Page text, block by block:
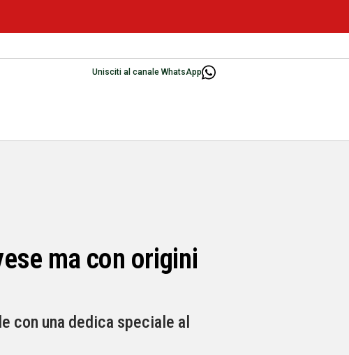
Unisciti al canale WhatsApp
ma con origini
con una dedica speciale al